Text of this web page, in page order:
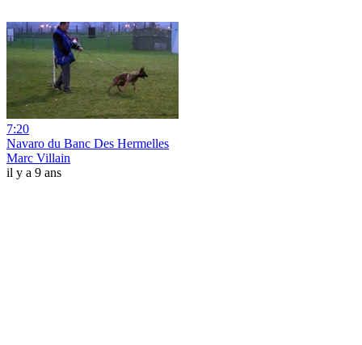
7:20
Navaro du Banc Des Hermelles
Marc Villain
il y a 9 ans